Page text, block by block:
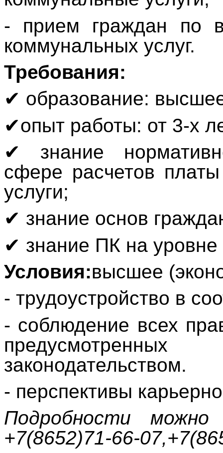
- прием граждан по
коммунальных услуг.
Требования:
✔ образование:
✔опыт работы: от 3-х
✔
знание
сфере расчетов
услуги;
✔ знание основ
✔ знание ПК на уровне
Условия:высшее
- трудоустройство в
- соблюдение всех
законодательством.
- перспективы
Подробности
+7(8652)71-66-